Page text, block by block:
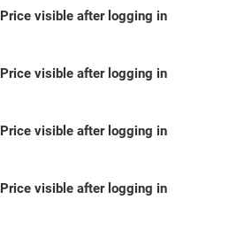
Price visible after logging in
Price visible after logging in
Price visible after logging in
Price visible after logging in